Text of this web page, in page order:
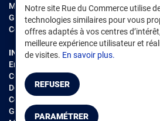
Modes de règlements
Garantie et retours
Contacter Rue du Commerce
INFORMATIONS LÉGALES
Environnement
CGV /CGU Marketplace
Données personnelles
Cookies
Gérer mes cookies
Notre site Rue du Commerce utilise
technologies similaires pour vous
offres adaptés à vos centres
meilleure expérience utilisateur et
de visites. En savoir plus.
REFUSER
PARAMÉTRER